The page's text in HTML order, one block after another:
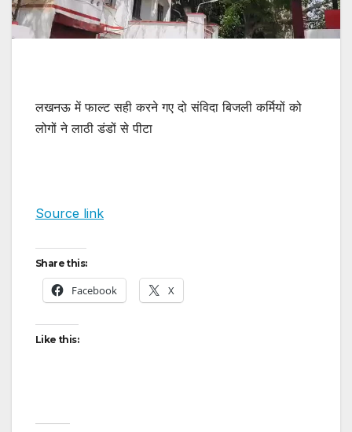
लखनऊ में फाल्ट सही करने गए दो संविदा बिजली कर्मियों को
लोगों ने लाठी डंडों से पीटा
Source link
Share this:
Facebook X
Like this: